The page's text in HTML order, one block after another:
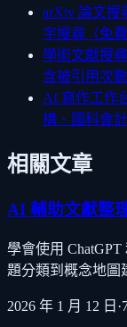
arXiv 論文搜
字搜尋（免
學術文獻搜尋
含被引用次數
AI 寫作工作
構、國科會
相關文章
AI 輔助文獻整
學會使用
題分類到概念地圖
2026 年 1 月 12 日 ·